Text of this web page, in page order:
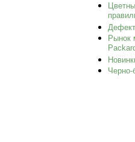
Рынок